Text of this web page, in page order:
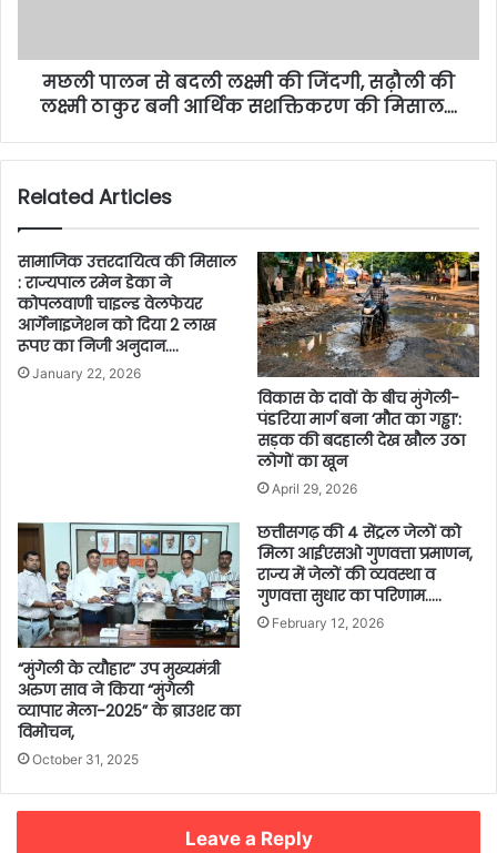
मछली पालन से बदली लक्ष्मी की जिंदगी, सढ़ौली की
लक्ष्मी ठाकुर बनी आर्थिक सशक्तिकरण की मिसाल….
Related Articles
सामाजिक उत्तरदायित्व की मिसाल
: राज्यपाल रमेन डेका ने
कोपलवाणी चाइल्ड वेलफेयर
आर्गेनाइजेशन को दिया 2 लाख
रूपए का निजी अनुदान….
January 22, 2026
विकास के दावों के बीच मुंगेली-
पंडरिया मार्ग बना ‘मौत का गड्ढा’:
सड़क की बदहाली देख खौल उठा
लोगों का खून
April 29, 2026
“मुंगेली के त्यौहार” उप मुख्यमंत्री
अरुण साव ने किया “मुंगेली
व्यापार मेला-2025” के ब्राउशर का
विमोचन,
October 31, 2025
छत्तीसगढ़ की 4 सेंट्रल जेलों को
मिला आईएसओ गुणवत्ता प्रमाणन,
राज्य में जेलों की व्यवस्था व
गुणवत्ता सुधार का परिणाम…..
February 12, 2026
Leave a Reply